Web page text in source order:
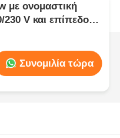
με ονομαστική
V και επίπεδο
Συνομιλία τώρα